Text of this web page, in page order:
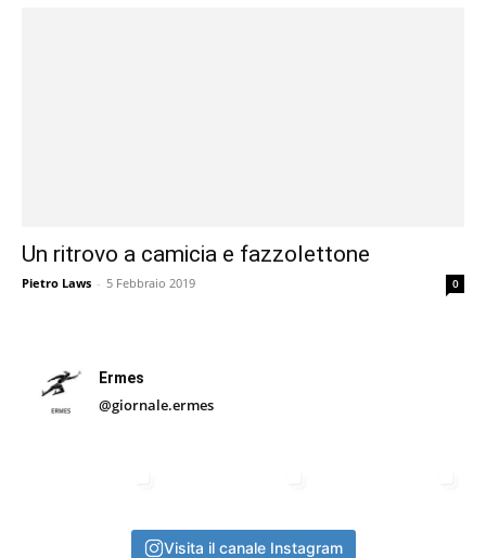
Un ritrovo a camicia e fazzolettone
Pietro Laws - 5 Febbraio 2019 0
Ermes
@giornale.ermes
Visita il canale Instagram